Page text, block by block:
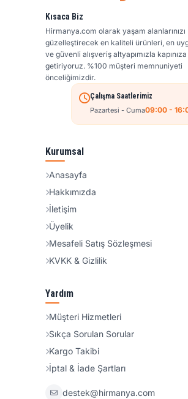
Kısaca Biz
Hirmanya.com olarak yaşam alanlarınızı
güzelleştirecek en kaliteli ürünleri, en
ve güvenli alışveriş altyapımızla
getiriyoruz. %100 müşteri memnuniyeti
önceliğimizdir.
Çalışma Saatlerimiz
Pazartesi - Cuma09:00 -
Kurumsal
Anasayfa
Hakkımızda
İletişim
Üyelik
Mesafeli Satış Sözleşmesi
KVKK & Gizlilik
Yardım
Müşteri Hizmetleri
Sıkça Sorulan Sorular
Kargo Takibi
İptal & İade Şartları
destek@hirmanya.com